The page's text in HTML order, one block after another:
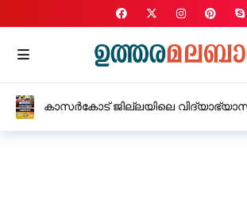
കാസർകോട് ജില്ലയിലെ